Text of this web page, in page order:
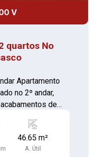
V
quartos No
no 2º andar,
de
em
manutenção
46.65 m²
A. Útil